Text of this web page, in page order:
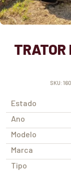
SKU:
Estado
Ano
Modelo
Marca
Tipo